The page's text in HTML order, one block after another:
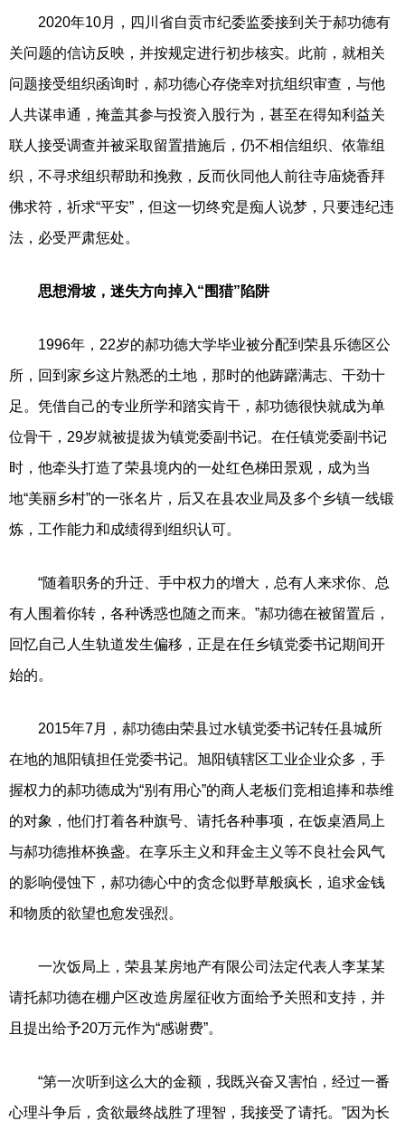
2020年10月，四川省自贡市纪委监委接到关于郝功德有
关问题的信访反映，并按规定进行初步核实。此前，就相关
问题接受组织函询时，郝功德心存侥幸对抗组织审查，与他
人共谋串通，掩盖其参与投资入股行为，甚至在得知利益关
联人接受调查并被采取留置措施后，仍不相信组织、依靠组
织，不寻求组织帮助和挽救，反而伙同他人前往寺庙烧香拜
佛求符，祈求“平安”，但这一切终究是痴人说梦，只要违纪违
法，必受严肃惩处。
思想滑坡，迷失方向掉入“围猎”陷阱
1996年，22岁的郝功德大学毕业被分配到荣县乐德区公
所，回到家乡这片熟悉的土地，那时的他踌躇满志、干劲十
足。凭借自己的专业所学和踏实肯干，郝功德很快就成为单
位骨干，29岁就被提拔为镇党委副书记。在任镇党委副书记
时，他牵头打造了荣县境内的一处红色梯田景观，成为当
地“美丽乡村”的一张名片，后又在县农业局及多个乡镇一线锻
炼，工作能力和成绩得到组织认可。
“随着职务的升迁、手中权力的增大，总有人来求你、总
有人围着你转，各种诱惑也随之而来。”郝功德在被留置后，
回忆自己人生轨道发生偏移，正是在任乡镇党委书记期间开
始的。
2015年7月，郝功德由荣县过水镇党委书记转任县城所
在地的旭阳镇担任党委书记。旭阳镇辖区工业企业众多，手
握权力的郝功德成为“别有用心”的商人老板们竞相追捧和恭维
的对象，他们打着各种旗号、请托各种事项，在饭桌酒局上
与郝功德推杯换盏。在享乐主义和拜金主义等不良社会风气
的影响侵蚀下，郝功德心中的贪念似野草般疯长，追求金钱
和物质的欲望也愈发强烈。
一次饭局上，荣县某房地产有限公司法定代表人李某某
请托郝功德在棚户区改造房屋征收方面给予关照和支持，并
且提出给予20万元作为“感谢费”。
“第一次听到这么大的金额，我既兴奋又害怕，经过一番
心理斗争后，贪欲最终战胜了理智，我接受了请托。”因为长